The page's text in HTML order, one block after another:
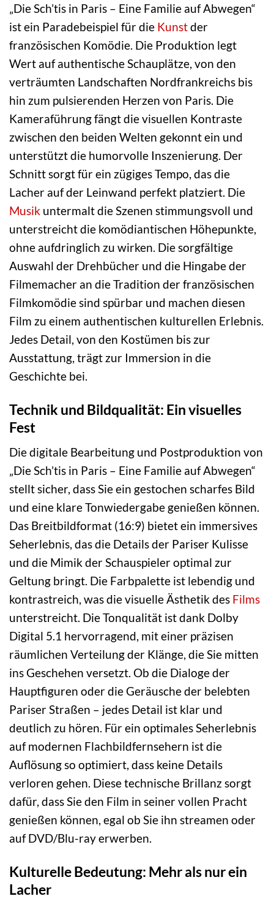
„Die Sch’tis in Paris – Eine Familie auf Abwegen“
ist ein Paradebeispiel für die Kunstder
französischen Komödie. Die Produktion legt
Wert auf authentische Schauplätze, von den
verträumten Landschaften Nordfrankreichs bis
hin zum pulsierenden Herzen von Paris. Die
Kameraführung fängt die visuellen Kontraste
zwischen den beiden Welten gekonnt ein und
unterstützt die humorvolle Inszenierung. Der
Schnitt sorgt für ein zügiges Tempo, das die
Lacher auf der Leinwand perfekt platziert. Die
Musik untermalt die Szenen stimmungsvoll und
unterstreicht die komödiantischen Höhepunkte,
ohne aufdringlich zu wirken. Die sorgfältige
Auswahl der Drehbücher und die Hingabe der
Filmemacher an die Tradition der französischen
Filmkomödie sind spürbar und machen diesen
Film zu einem authentischen kulturellen Erlebnis.
Jedes Detail, von den Kostümen bis zur
Ausstattung, trägt zur Immersion in die
Geschichte bei.
Technik und Bildqualität: Ein visuelles
Fest
Die digitale Bearbeitung und Postproduktion von
„Die Sch’tis in Paris – Eine Familie auf Abwegen“
stellt sicher, dass Sie ein gestochen scharfes Bild
und eine klare Tonwiedergabe genießen können.
Das Breitbildformat (16:9) bietet ein immersives
Seherlebnis, das die Details der Pariser Kulisse
und die Mimik der Schauspieler optimal zur
Geltung bringt. Die Farbpalette ist lebendig und
kontrastreich, was die visuelle Ästhetik des Films
unterstreicht. Die Tonqualität ist dank Dolby
Digital 5.1 hervorragend, mit einer präzisen
räumlichen Verteilung der Klänge, die Sie mitten
ins Geschehen versetzt. Ob die Dialoge der
Hauptfiguren oder die Geräusche der belebten
Pariser Straßen – jedes Detail ist klar und
deutlich zu hören. Für ein optimales Seherlebnis
auf modernen Flachbildfernsehern ist die
Auflösung so optimiert, dass keine Details
verloren gehen. Diese technische Brillanz sorgt
dafür, dass Sie den Film in seiner vollen Pracht
genießen können, egal ob Sie ihn streamen oder
auf DVD/Blu-ray erwerben.
Kulturelle Bedeutung: Mehr als nur ein
Lacher